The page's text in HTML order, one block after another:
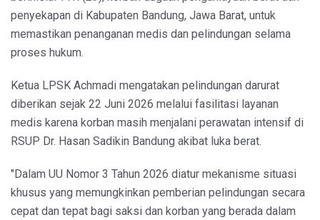
penyekapan di Kabupaten Bandung, Jawa Barat, untuk
memastikan penanganan medis dan pelindungan selama
proses hukum.
Ketua LPSK Achmadi mengatakan pelindungan darurat
diberikan sejak 22 Juni 2026 melalui fasilitasi layanan
medis karena korban masih menjalani perawatan intensif di
RSUP Dr. Hasan Sadikin Bandung akibat luka berat.
"Dalam UU Nomor 3 Tahun 2026 diatur mekanisme situasi
khusus yang memungkinkan pemberian pelindungan secara
cepat dan tepat bagi saksi dan korban yang berada dalam